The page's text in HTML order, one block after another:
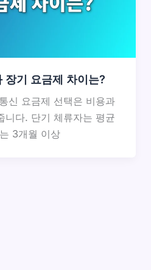
장기 요금제 차이는?
신 요금제 선택은 비용과
니다. 단기 체류자는 평균
3개월 이상